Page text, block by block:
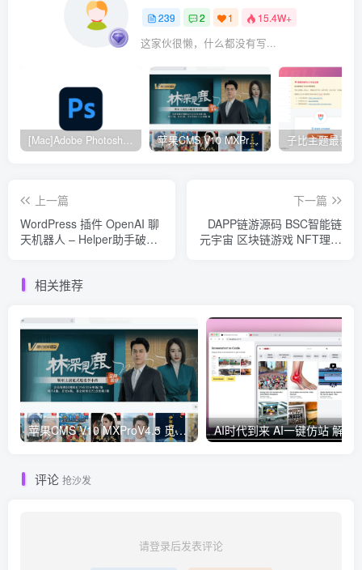
239 2 1 15.4W+
这家伙很懒，什么都没有写...
[Mac]Adobe Photoshop 2024 苹果CMS V10 MXProV4.5 觅知优化版
上一篇
WordPress 插件 OpenAI 聊
天机器人 – Helper助手破解
下一篇
DAPP链游源码 BSC智能链
元宇宙 区块链游戏 NFT理财
相关推荐
苹果CMS V10 MXProV4.5 觅知优化版
评论 抢沙发
请登录后发表评论